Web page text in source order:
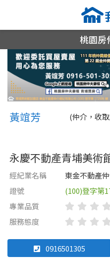
縣市
不限
不拘 公寓
透天厝 華廈
縣市
不限
縣市
不限
不拘 整層住家
雅房 其他住宅
桃園房
黃竩芳 黃竩芳
黃竩芳 (仲介，收
永慶不動產青埔美術
經紀業名稱
東金不動產
證號
(100)登字第
專業品質
服務態度
0916501305